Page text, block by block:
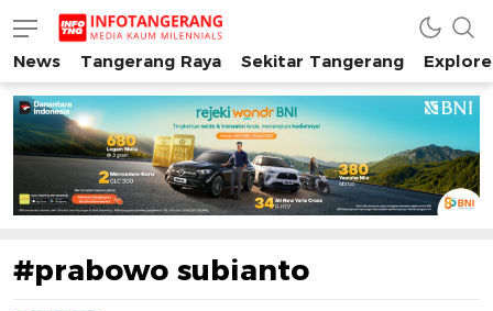
INFO TANGERANG
Media Kaum Millenials Tangerang Raya
News Tangerang Raya Sekitar Tangerang
#prabowo subianto